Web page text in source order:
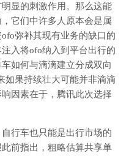
显的刺激作用。那么这能
它们中许多人原本会是属
弥补其现有业务的缺口的
入将ofo纳入到平台出行的
如何与滴滴建立分成双向
如果持续壮大可能并非滴滴
因素在于，腾讯此次选择
行车也只能是出行市场的
前指出，粗略估算共享单